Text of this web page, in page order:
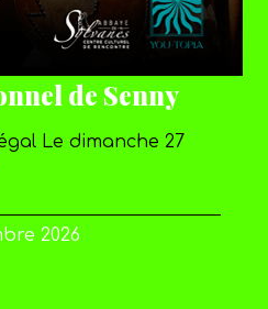
de Senny
Le dimanche 27
2026